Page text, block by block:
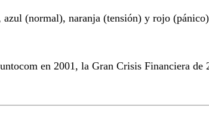
(normal), naranja (tensión) y rojo
en 2001, la Gran Crisis Financiera